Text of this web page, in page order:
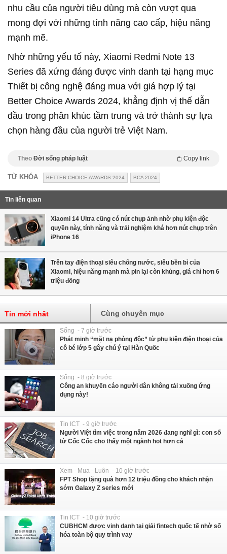
nhu cầu của người tiêu dùng mà còn vượt qua
mong đợi với những tính năng cao cấp, hiệu năng
mạnh mẽ.
Nhờ những yếu tố này, Xiaomi Redmi Note 13
Series đã xứng đáng được vinh danh tại hạng mục
Thiết bị công nghệ đáng mua với giá hợp lý tại
Better Choice Awards 2024, khẳng định vị thế dẫn
đầu trong phân khúc tầm trung và trở thành sự lựa
chọn hàng đầu của người trẻ Việt Nam.
Theo Đời sống pháp luật Copy link
TỪ KHÓA BETTER CHOICE AWARDS 2024 BCA 2024
Tin liên quan
Xiaomi 14 Ultra cũng có nút chụp ảnh nhờ phụ kiện độc
quyền này, tính năng và trải nghiệm khá hơn nút chụp trên
iPhone 16
Trên tay điện thoại siêu chống nước, siêu bền bỉ của
Xiaomi, hiệu năng mạnh mà pin lại còn khủng, giá chỉ hơn 6
triệu đồng
Tin mới nhất Cùng chuyên mục
Sống - 7 giờ trước
Phát minh “mặt nạ phòng độc” từ phụ kiện điện thoại của
cô bé lớp 5 gây chú ý tại Hàn Quốc
Sống - 8 giờ trước
Công an khuyến cáo người dân không tải xuống ứng
dụng này!
Tin ICT - 9 giờ trước
Người Việt tìm việc trong năm 2026 đang nghĩ gì: con số
từ Cốc Cốc cho thấy một ngành hot hơn cả
Xem - Mua - Luôn - 10 giờ trước
FPT Shop tặng quà hơn 12 triệu đồng cho khách nhận
sớm Galaxy Z series mới
Tin ICT - 10 giờ trước
CUBHCM được vinh danh tại giải fintech quốc tế nhờ số
hóa toàn bộ quy trình vay